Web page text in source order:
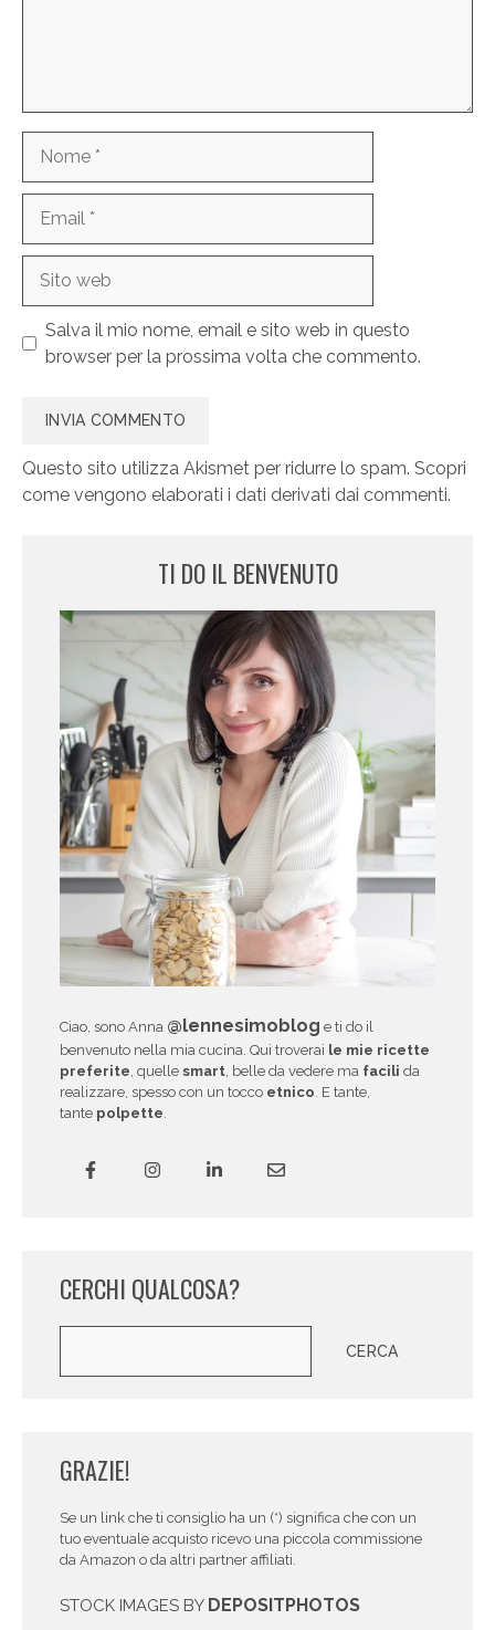
web
Salva il mio nome, email e sito web in questo
browser per la prossima volta che commento.
Questo sito utilizza Akismet per ridurre lo spam. Scopri
come vengono elaborati i dati derivati dai commenti.
TI DO IL BENVENUTO
Ciao, sono Anna @lennesimoblog e ti do il
benvenuto nella mia cucina. Qui troverai le mie ricette
preferite , quelle smart , belle da vedere ma facili da
realizzare, spesso con un tocco etnico . E tante,
tante polpette
CERCHI QUALCOSA?
CERCA
GRAZIE!
Se un link che ti consiglio ha un (*) significa che con un
tuo eventuale acquisto ricevo una piccola commissione
da Amazon o da altri partner affiliati.
STOCK IMAGES BY DEPOSITPHOTOS